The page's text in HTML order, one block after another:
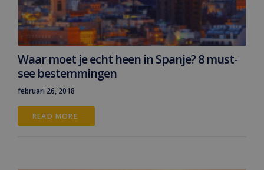
Waar moet je echt heen in Spanje? 8 must-
see bestemmingen
februari 26, 2018
READ MORE